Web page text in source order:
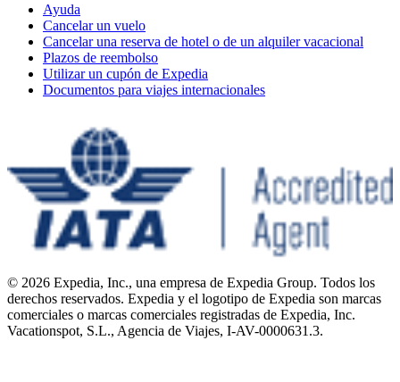
Ayuda
Cancelar un vuelo
Cancelar una reserva de hotel o de un alquiler vacacional
Plazos de reembolso
Utilizar un cupón de Expedia
Documentos para viajes internacionales
© 2026 Expedia, Inc., una empresa de Expedia Group. Todos los
derechos reservados. Expedia y el logotipo de Expedia son marcas
comerciales o marcas comerciales registradas de Expedia, Inc.
Vacationspot, S.L., Agencia de Viajes, I-AV-0000631.3.